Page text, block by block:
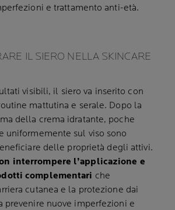
e trattamento anti-età.
IL SIERO NELLA SKINCARE
visibili, il siero va inserito con
mattutina e serale. Dopo la
della crema idratante, poche
uniformemente sul viso sono
delle proprietà degli attivi.
interrompere l’applicazione e
complementari che
cutanea e la protezione dai
prevenire nuove imperfezioni e